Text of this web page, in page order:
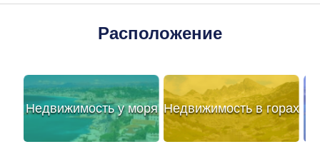
Расположение
Недвижимость у моря Недвижимость в горах